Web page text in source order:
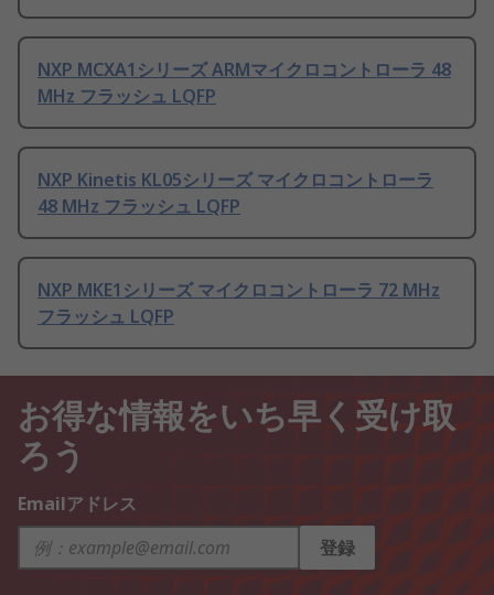
NXP MCXA1シリーズ ARMマイクロコントローラ 48
MHz フラッシュ LQFP
NXP Kinetis KL05シリーズ マイクロコントローラ
48 MHz フラッシュ LQFP
NXP MKE1シリーズ マイクロコントローラ 72 MHz
フラッシュ LQFP
お得な情報をいち早く受け取
ろう
Emailアドレス
登録